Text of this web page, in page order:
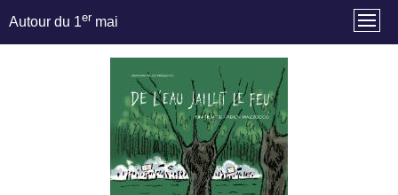
Autour du 1er mai